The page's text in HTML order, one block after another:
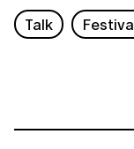
Talk